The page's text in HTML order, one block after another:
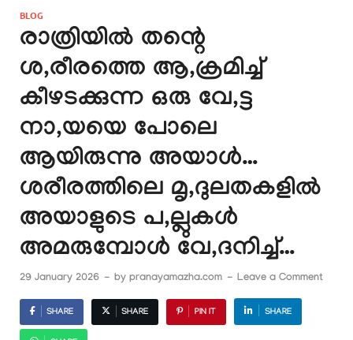
BLOG
രാത്രിയിൽ തന്റെ
ശ,രീരത്തെ ആ,ക്രമിച്ച്
കീഴടക്കുന്ന ഒരു വേ,ട്ട
നാ,യയെ പോലെ
ആയിരുന്നു അയാൾ…
ശരീരത്തിലെ മൃ,ദുലതകളിൽ
അയാളുടെ പ,ല്ലുകൾ
അമരുമ്പോൾ വേ,ദനിച്ച്…
29 January 2026 - by pranayamazha.com - Leave a Comment
SHARE SHARE PIN IT SHARE